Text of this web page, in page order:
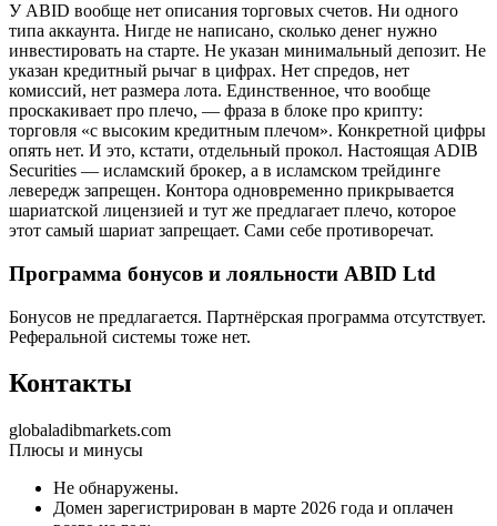
У ABID вообще нет описания торговых счетов. Ни одного
типа аккаунта. Нигде не написано, сколько денег нужно
инвестировать на старте. Не указан минимальный депозит. Не
указан кредитный рычаг в цифрах. Нет спредов, нет
комиссий, нет размера лота. Единственное, что вообще
проскакивает про плечо, — фраза в блоке про крипту:
торговля «с высоким кредитным плечом». Конкретной цифры
опять нет. И это, кстати, отдельный прокол. Настоящая ADIB
Securities — исламский брокер, а в исламском трейдинге
левередж запрещен. Контора одновременно прикрывается
шариатской лицензией и тут же предлагает плечо, которое
этот самый шариат запрещает. Сами себе противоречат.
Программа бонусов и лояльности ABID Ltd
Бонусов не предлагается. Партнёрская программа отсутствует.
Реферальной системы тоже нет.
Контакты
globaladibmarkets.com
Плюсы и минусы
Не обнаружены.
Домен зарегистрирован в марте 2026 года и оплачен